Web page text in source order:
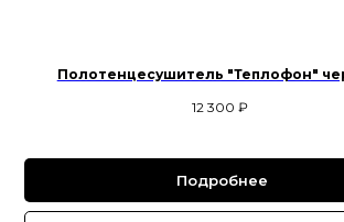
Полотенцесушитель "Теплофон"
12 300 ₽
Подробнее